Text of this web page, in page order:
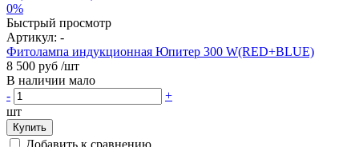
0%
Быстрый просмотр
Артикул: -
Фитолампа индукционная Юпитер 300 W(RED+BLUE)
8 500 руб /шт
В наличии мало
-
+
шт
Купить
Добавить к сравнению